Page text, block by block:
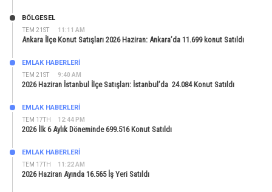
TEM 21ST 11:11 AM
BÖLGESEL
Ankara İlçe Konut Satışları 2026 Haziran: Ankara’da 11.699 konut Satıldı
TEM 21ST 9:40 AM
EMLAK HABERLERI
2026 Haziran İstanbul İlçe Satışları: İstanbul’da 24.084 Konut Satıldı
TEM 17TH 12:44 PM
EMLAK HABERLERI
2026 İlk 6 Aylık Döneminde 699.516 Konut Satıldı
TEM 17TH 11:22 AM
EMLAK HABERLERI
2026 Haziran Ayında 16.565 İş Yeri Satıldı